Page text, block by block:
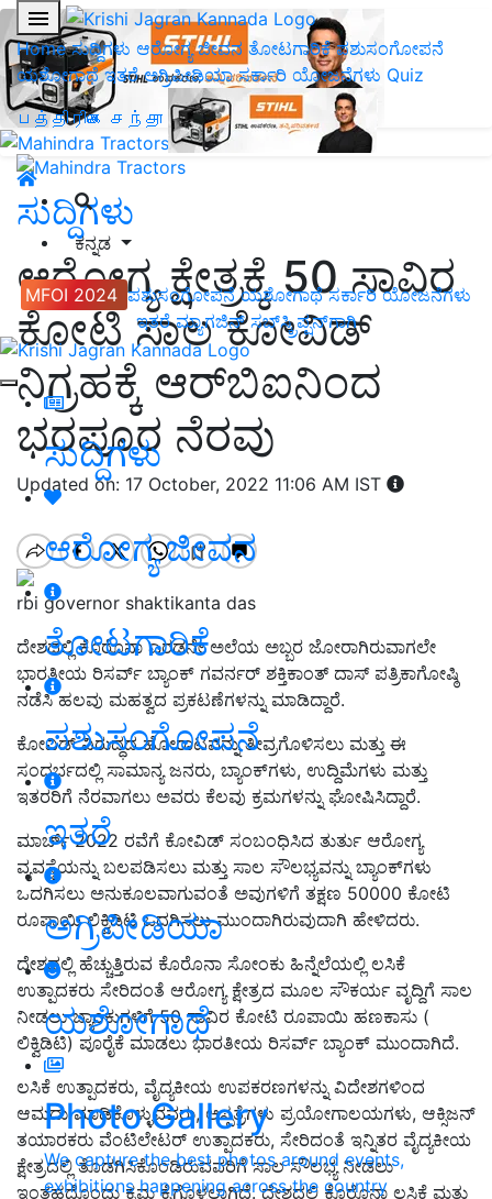
Home ಸುದ್ದಿಗಳು ಆರೋಗ್ಯ ಜೀವನ ತೋಟಗಾರಿಕೆಪಶುಸಂಗೋಪನೆ
ಯಶೋಗಾಥೆ ಇತರೆ ಅಗ್ರಿಪೀಡಿಯಾ ಸರ್ಕಾರಿ ಯೋಜನೆಗಳು Quiz
பத்திரிகை சந்தா
ಕನ್ನಡ
MFOI 2024 ಪಶುಸಂಗೋಪನೆ ಯಶೋಗಾಥೆ ಸರ್ಕಾರಿ ಯೋಜನೆಗಳು
ಇತರೆ ಮ್ಯಾಗಜಿನ್‌ ಸಬ್‌ಸ್ಕ್ರಿಪ್ಷನ್‌ಗಾಗಿ
ಸುದ್ದಿಗಳು
ಆರೋಗ್ಯ ಜೀವನ
ತೋಟಗಾರಿಕೆ
ಪಶುಸಂಗೋಪನೆ
ಇತರೆ
ಅಗ್ರಿಪೀಡಿಯಾ
ಯಶೋಗಾಥೆ
Photo Gallery
We capture the best photos around events,
exhibitions happening across the country
ಸುದ್ದಿಗಳು
ಆರೋಗ್ಯ ಕ್ಷೇತ್ರಕ್ಕೆ 50 ಸಾವಿರ
ಕೋಟಿ ಸಾಲ ಕೋವಿಡ್
ನಿಗ್ರಹಕ್ಕೆ ಆರ್‌ಬಿಐನಿಂದ
ಭರಪೂರ ನೆರವು
Updated on: 17 October, 2022 11:06 AM IST
rbi governor shaktikanta das
ದೇಶದಲ್ಲಿ ಕೊರೊನಾ ಎರಡನೇ ಅಲೆಯ ಅಬ್ಬರ ಜೋರಾಗಿರುವಾಗಲೇ
ಭಾರತೀಯ ರಿಸರ್ವ್‌ ಬ್ಯಾಂಕ್‌ ಗವರ್ನರ್‌ ಶಕ್ತಿಕಾಂತ್ ದಾಸ್ ಪತ್ರಿಕಾಗೋಷ್ಠಿ
ನಡೆಸಿ ಹಲವು ಮಹತ್ವದ ಪ್ರಕಟಣೆಗಳನ್ನು ಮಾಡಿದ್ದಾರೆ.
ಕೋವಿಡ್‌ ವಿರುದ್ಧದ ಹೋರಾಟವನ್ನು ತೀವ್ರಗೊಳಿಸಲು ಮತ್ತು ಈ
ಸಂದರ್ಭದಲ್ಲಿ ಸಾಮಾನ್ಯ ಜನರು, ಬ್ಯಾಂಕ್‌ಗಳು, ಉದ್ದಿಮೆಗಳು ಮತ್ತು
ಇತರರಿಗೆ ನೆರವಾಗಲು ಅವರು ಕೆಲವು ಕ್ರಮಗಳನ್ನು ಘೋಷಿಸಿದ್ದಾರೆ.
ಮಾರ್ಚ್ 2022 ರವೆಗೆ ಕೋವಿಡ್ ಸಂಬಂಧಿಸಿದ ತುರ್ತು ಆರೋಗ್ಯ
ವ್ಯವಸ್ಥೆಯನ್ನು ಬಲಪಡಿಸಲು ಮತ್ತು ಸಾಲ ಸೌಲಭ್ಯವನ್ನು ಬ್ಯಾಂಕ್‌ಗಳು
ಒದಗಿಸಲು ಅನುಕೂಲವಾಗುವಂತೆ ಅವುಗಳಿಗೆ ತಕ್ಷಣ 50000 ಕೋಟಿ
ರೂಪಾಯಿ ಲಿಕ್ವಿಡಿಟಿ ಒದಗಿಸಲು ಮುಂದಾಗಿರುವುದಾಗಿ ಹೇಳಿದರು.
ದೇಶದಲ್ಲಿ ಹೆಚ್ಚುತ್ತಿರುವ ಕೊರೊನಾ ಸೋಂಕು ಹಿನ್ನೆಲೆಯಲ್ಲಿ ಲಸಿಕೆ
ಉತ್ಪಾದಕರು ಸೇರಿದಂತೆ ಆರೋಗ್ಯ ಕ್ಷೇತ್ರದ ಮೂಲ ಸೌಕರ್ಯ ವೃದ್ದಿಗೆ ಸಾಲ
ನೀಡಲು ಬ್ಯಾಂಕುಗಳಿಗೆ 50 ಸಾವಿರ ಕೋಟಿ ರೂಪಾಯಿ ಹಣಕಾಸು (
ಲಿಕ್ವಿಡಿಟಿ) ಪೂರೈಕೆ ಮಾಡಲು ಭಾರತೀಯ ರಿಸರ್ವ್ ಬ್ಯಾಂಕ್ ಮುಂದಾಗಿದೆ.
ಲಸಿಕೆ ಉತ್ಪಾದಕರು, ವೈದ್ಯಕೀಯ ಉಪಕರಣಗಳನ್ನು ವಿದೇಶಗಳಿಂದ
ಆಮದು ಮಾಡಿಕೊಳ್ಳುವವರು, ಆಸ್ಪತ್ರೆಗಳು ಪ್ರಯೋಗಾಲಯಗಳು, ಆಕ್ಸಿಜನ್
ತಯಾರಕರು ವೆಂಟಿಲೇಟರ್ ಉತ್ಪಾದಕರು, ಸೇರಿದಂತೆ ಇನ್ನಿತರ ವೈದ್ಯಕೀಯ
ಕ್ಷೇತ್ರದಲ್ಲಿ ತೊಡಗಿಸಿಕೊಂಡಿರುವವರಿಗೆ ಸಾಲ ಸೌಲಭ್ಯ ನೀಡಲು
ಇಂತಹದೊಂದು ಕ್ರಮ ಕೈಗೊಳ್ಳಲಾಗಿದೆ. ದೇಶದಲ್ಲಿ ಕೊರೊನಾ ಲಸಿಕೆ ಮತ್ತು